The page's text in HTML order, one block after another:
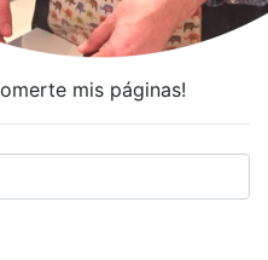
mis páginas!